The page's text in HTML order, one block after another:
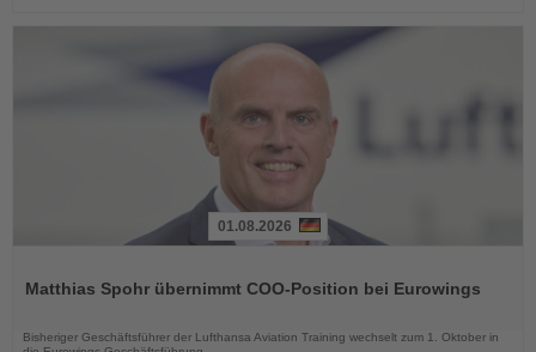
die
01.08.2026
Matthias Spohr übernimmt COO-Position bei Eurowings
Bisheriger Geschäftsführer der Lufthansa Aviation Training wechselt zum 1. Oktober in